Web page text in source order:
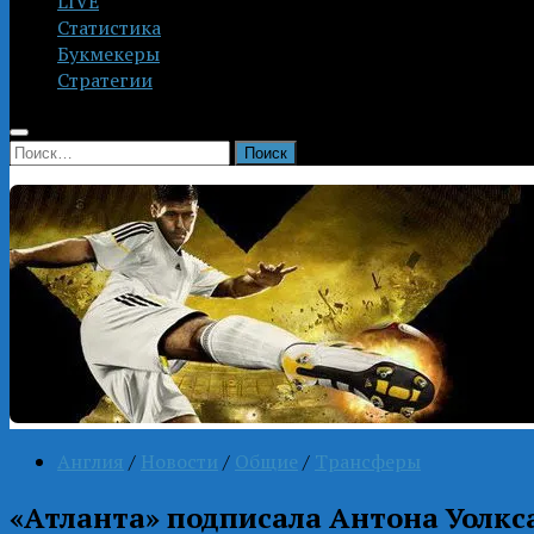
Статистика
Букмекеры
Стратегии
Найти:
Англия / Новости / Общие / Трансферы
«Атланта» подписала Антона